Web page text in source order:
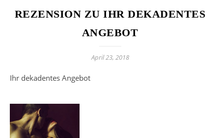
REZENSION ZU IHR DEKADENTES
ANGEBOT
April 23, 2018
Ihr dekadentes Angebot